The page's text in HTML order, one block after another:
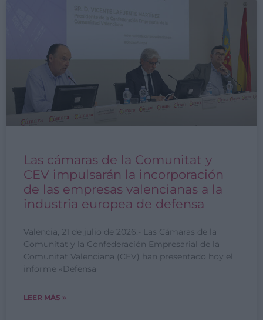
Las cámaras de la Comunitat y
CEV impulsarán la incorporación
de las empresas valencianas a la
industria europea de defensa
Valencia, 21 de julio de 2026.- Las Cámaras de la
Comunitat y la Confederación Empresarial de la
Comunitat Valenciana (CEV) han presentado hoy el
informe «Defensa
LEER MÁS »